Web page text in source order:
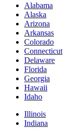
Alabama
Alaska
Arizona
Arkansas
Colorado
Connecticut
Delaware
Florida
Georgia
Hawaii
Idaho
Illinois
Indiana